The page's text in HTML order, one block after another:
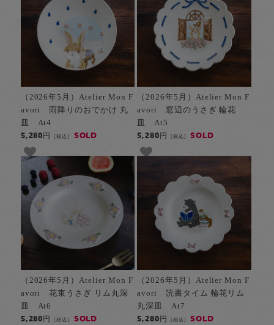
（2026年5月）Atelier Mon F
avori 雨降りのおでかけ 丸
皿 At4
5,280円[税込] SOLD
（2026年5月）Atelier Mon F
avori 窓辺のうさぎ 輪花
皿 At5
5,280円 [税込] SOLD
（2026年5月）Atelier Mon F
avori 花束うさぎ リム丸深
皿 At6
5,280円[税込] SOLD
（2026年5月）Atelier Mon F
avori 読書タイム 輪花リム
丸深皿 At7
5,280円 [税込] SOLD